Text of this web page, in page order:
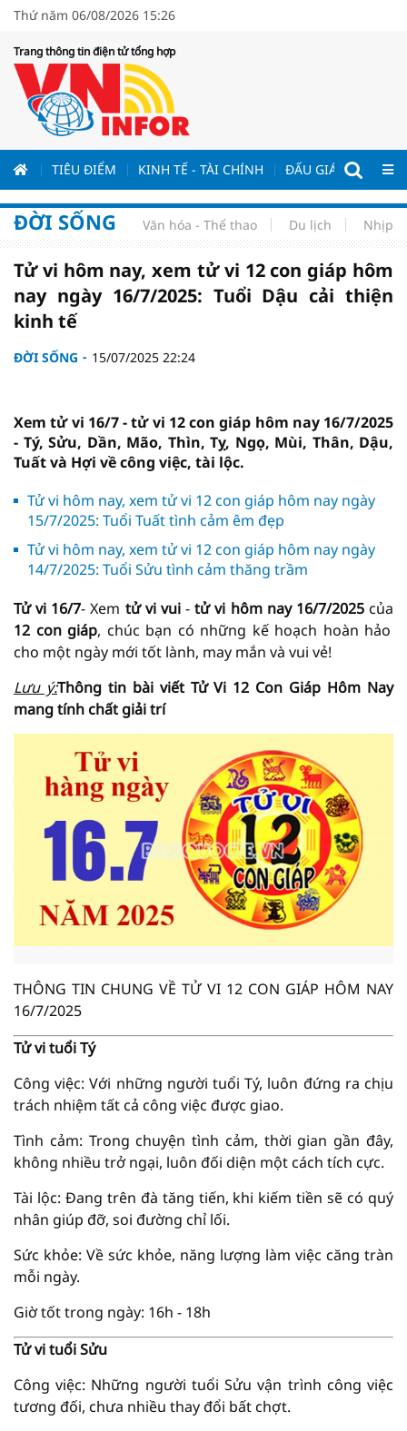
Thứ năm 06/08/2026 15:26
Trang thông tin điện tử tổng hợp
TIÊU ĐIỂM KINH TẾ - TÀI CHÍNH ĐẤU GIÁ - ĐẤU
ĐỜI SỐNG Văn hóa - Thể thao Du lịch Nhịp
Tử vi hôm nay, xem tử vi 12 con giáp hôm
nay ngày 16/7/2025: Tuổi Dậu cải thiện
kinh tế
ĐỜI SỐNG 15/07/2025 22:24
Xem tử vi 16/7 - tử vi 12 con giáp hôm nay 16/7/2025
- Tý, Sửu, Dần, Mão, Thìn, Tỵ, Ngọ, Mùi, Thân, Dậu,
Tuất và Hợi về công việc, tài lộc.
Tử vi hôm nay, xem tử vi 12 con giáp hôm nay ngày
15/7/2025: Tuổi Tuất tình cảm êm đẹp
Tử vi hôm nay, xem tử vi 12 con giáp hôm nay ngày
14/7/2025: Tuổi Sửu tình cảm thăng trầm
Tử vi 16/7- Xem tử vi vui-tử vi hôm nay 16/7/2025của
12 con giáp, chúc bạn có những kế hoạch hoàn hảo
cho một ngày mới tốt lành, may mắn và vui vẻ!
Lưu ý:Thông tin bài viết Tử Vi 12 Con Giáp Hôm Nay
mang tính chất giải trí
THÔNG TIN CHUNG VỀ TỬ VI 12 CON GIÁP HÔM NAY
16/7/2025
Tử vi tuổi Tý
Công việc: Với những người tuổi Tý, luôn đứng ra chịu
trách nhiệm tất cả công việc được giao.
Tình cảm: Trong chuyện tình cảm, thời gian gần đây,
không nhiều trở ngại, luôn đối diện một cách tích cực.
Tài lộc: Đang trên đà tăng tiến, khi kiếm tiền sẽ có quý
nhân giúp đỡ, soi đường chỉ lối.
Sức khỏe: Về sức khỏe, năng lượng làm việc căng tràn
mỗi ngày.
Giờ tốt trong ngày: 16h - 18h
Tử vi tuổi Sửu
Công việc: Những người tuổi Sửu vận trình công việc
tương đối, chưa nhiều thay đổi bất chợt.